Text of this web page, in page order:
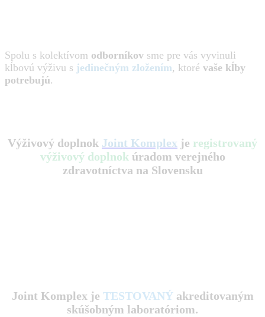
Spolu s kolektívom odborníkov sme pre vás vyvinuli
kĺbovú výživu s jedinečným zložením, ktoré vaše kĺby
potrebujú.
Výživový doplnok Joint Komplex je registrovaný
výživový doplnok úradom verejného
zdravotníctva na Slovensku
Joint Komplex je TESTOVANÝakreditovaným
skúšobným laboratóriom.